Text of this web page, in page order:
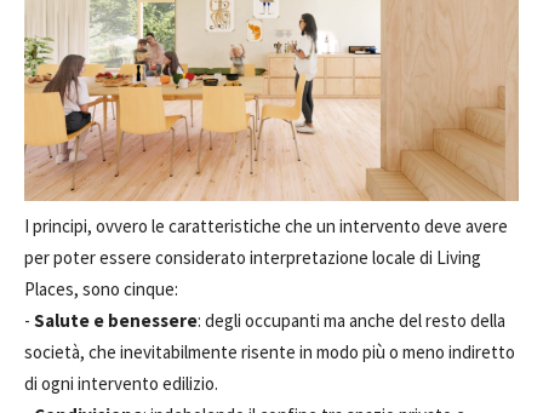
I principi, ovvero le caratteristiche che un intervento deve avere
per poter essere considerato interpretazione locale di Living
Places, sono cinque:
- Salute e benessere: degli occupanti ma anche del resto della
società, che inevitabilmente risente in modo più o meno indiretto
di ogni intervento edilizio.